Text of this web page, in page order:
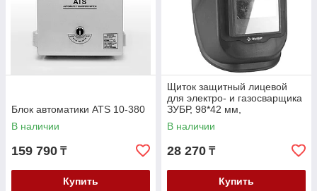
Блок автоматики ATS 10-380
В наличии
159 790 ₸
Купить
Щиток защитный лицевой
для электро- и газосварщика
ЗУБР, 98*42 мм,
автозатемнение (11079)
В наличии
28 270 ₸
Купить